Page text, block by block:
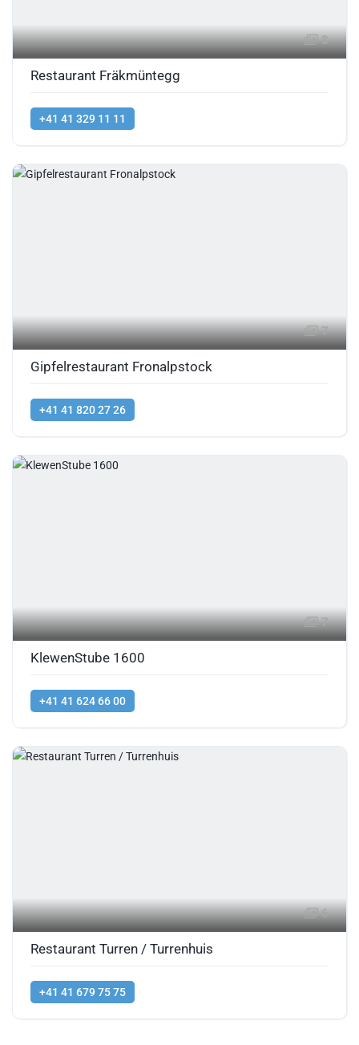
8
Restaurant Fräkmüntegg
+41 41 329 11 11
7
Gipfelrestaurant Fronalpstock
+41 41 820 27 26
7
KlewenStube 1600
+41 41 624 66 00
6
Restaurant Turren / Turrenhuis
+41 41 679 75 75